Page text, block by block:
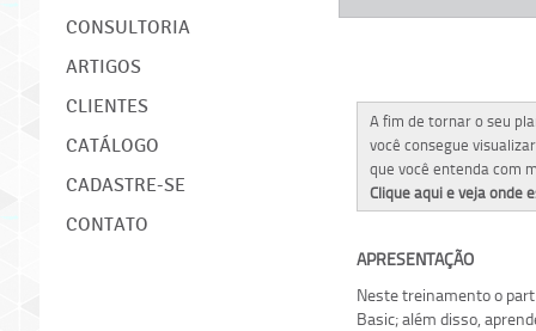
CONSULTORIA
ARTIGOS
CLIENTES
CATÁLOGO
CADASTRE-SE
CONTATO
A fim de tornar o seu
você consegue
que você entenda com
Clique aqui e veja onde
APRESENTAÇÃO
Neste treinamento o
Basic; além disso,